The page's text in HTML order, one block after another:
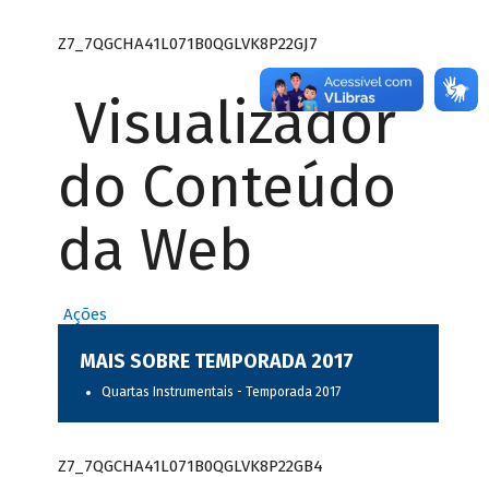
Z7_7QGCHA41L071B0QGLVK8P22GJ7
Visualizador
do Conteúdo
da Web
Ações
MAIS SOBRE TEMPORADA 2017
Quartas Instrumentais - Temporada 2017
Z7_7QGCHA41L071B0QGLVK8P22GB4